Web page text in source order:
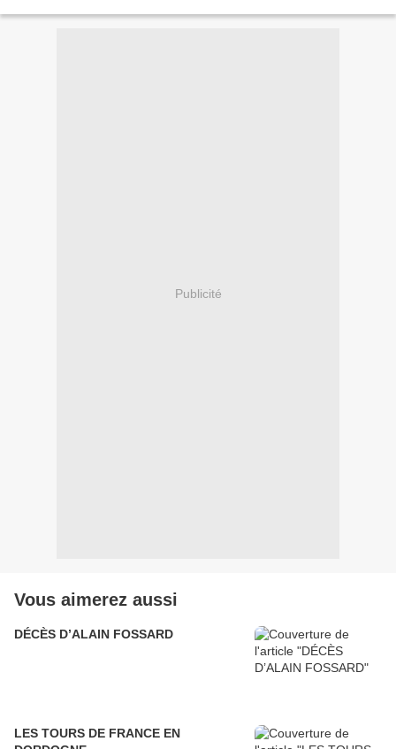
Publicité
Vous aimerez aussi
DÉCÈS D’ALAIN FOSSARD
LES TOURS DE FRANCE EN